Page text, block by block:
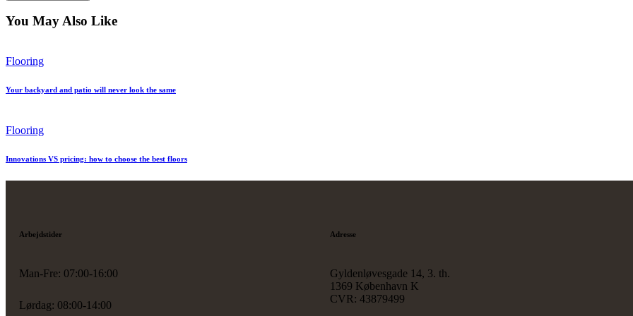
You May Also Like
Flooring
Your backyard and patio will never look the same
Flooring
Innovations VS pricing: how to choose the best floors
Arbejdstider
Man-Fre: 07:00-16:00
Lørdag: 08:00-14:00
Adresse
Gyldenløvesgade 14, 3. th.
1369 København K
CVR: 43879499